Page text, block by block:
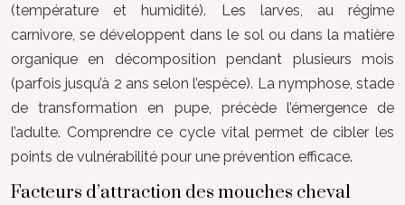
(température et humidité). Les larves, au régime
carnivore, se développent dans le sol ou dans la matière
organique en décomposition pendant plusieurs mois
(parfois jusqu’à 2 ans selon l’espèce). La nymphose, stade
de transformation en pupe, précède l’émergence de
l’adulte. Comprendre ce cycle vital permet de cibler les
points de vulnérabilité pour une prévention efficace.
Facteurs d’attraction des mouches cheval